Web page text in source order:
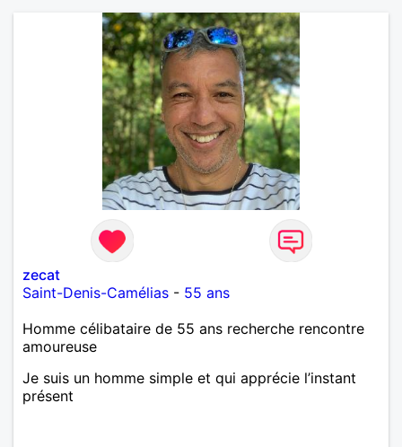
zecat
Saint-Denis-Camélias - 55 ans
Homme célibataire de 55 ans recherche rencontre
amoureuse
Je suis un homme simple et qui apprécie l’instant
présent